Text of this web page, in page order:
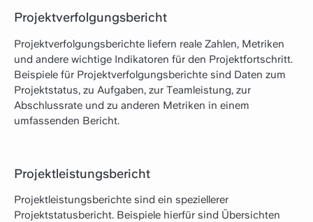
Projektverfolgungsbericht
Projektverfolgungsberichte liefern reale Zahlen, Metriken
und andere wichtige Indikatoren für den Projektfortschritt.
Beispiele für Projektverfolgungsberichte sind Daten zum
Projektstatus, zu Aufgaben, zur Teamleistung, zur
Abschlussrate und zu anderen Metriken in einem
umfassenden Bericht.
Projektleistungsbericht
Projektleistungsberichte sind ein speziellerer
Projektstatusbericht. Beispiele hierfür sind Übersichten